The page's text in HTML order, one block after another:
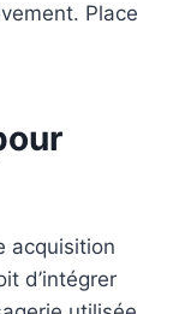
Place
acquisition
d’intégrer